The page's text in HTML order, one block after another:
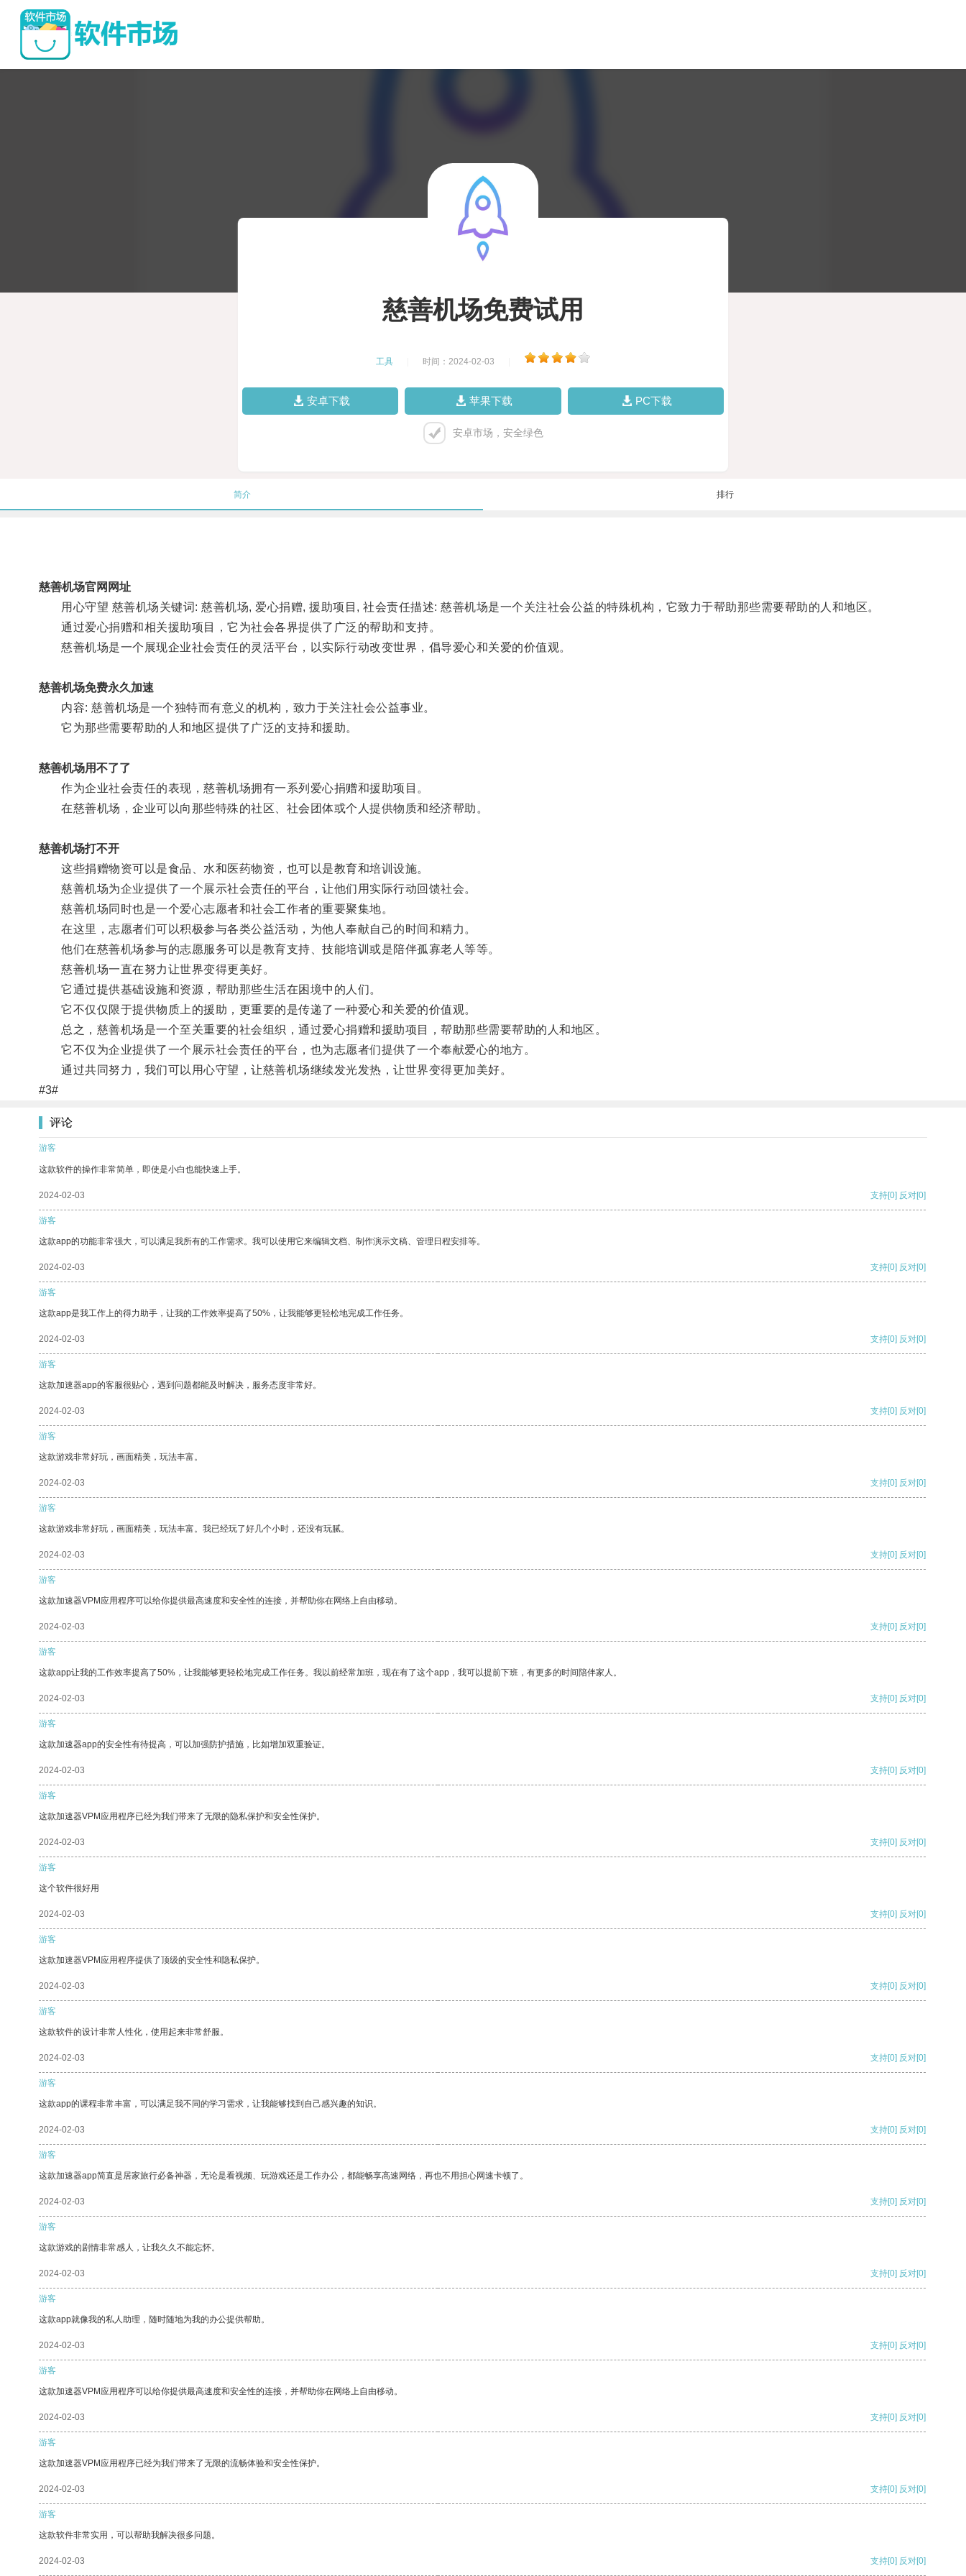
慈善机场免费试用
工具 时间：2024-02-03
安卓下载 苹果下载 PC下载
安卓市场，安全绿色
简介 排行
慈善机场官网网址
用心守望 慈善机场关键词: 慈善机场, 爱心捐赠, 援助项目, 社会责任描述: 慈善机场是一个关注社会公益的特殊机构，它致力于帮助那些需要帮助的人和地区。
通过爱心捐赠和相关援助项目，它为社会各界提供了广泛的帮助和支持。
慈善机场是一个展现企业社会责任的灵活平台，以实际行动改变世界，倡导爱心和关爱的价值观。
慈善机场免费永久加速
内容: 慈善机场是一个独特而有意义的机构，致力于关注社会公益事业。
它为那些需要帮助的人和地区提供了广泛的支持和援助。
慈善机场用不了了
作为企业社会责任的表现，慈善机场拥有一系列爱心捐赠和援助项目。
在慈善机场，企业可以向那些特殊的社区、社会团体或个人提供物质和经济帮助。
慈善机场打不开
这些捐赠物资可以是食品、水和医药物资，也可以是教育和培训设施。
慈善机场为企业提供了一个展示社会责任的平台，让他们用实际行动回馈社会。
慈善机场同时也是一个爱心志愿者和社会工作者的重要聚集地。
在这里，志愿者们可以积极参与各类公益活动，为他人奉献自己的时间和精力。
他们在慈善机场参与的志愿服务可以是教育支持、技能培训或是陪伴孤寡老人等等。
慈善机场一直在努力让世界变得更美好。
它通过提供基础设施和资源，帮助那些生活在困境中的人们。
它不仅仅限于提供物质上的援助，更重要的是传递了一种爱心和关爱的价值观。
总之，慈善机场是一个至关重要的社会组织，通过爱心捐赠和援助项目，帮助那些需要帮助的人和地区。
它不仅为企业提供了一个展示社会责任的平台，也为志愿者们提供了一个奉献爱心的地方。
通过共同努力，我们可以用心守望，让慈善机场继续发光发热，让世界变得更加美好。
#3#
评论
游客
这款软件的操作非常简单，即使是小白也能快速上手。
2024-02-03 支持[0] 反对[0]
游客
这款app的功能非常强大，可以满足我所有的工作需求。我可以使用它来编辑文档、制作演示文稿、管理日程安排等。
2024-02-03 支持[0] 反对[0]
游客
这款app是我工作上的得力助手，让我的工作效率提高了50%，让我能够更轻松地完成工作任务。
2024-02-03 支持[0] 反对[0]
游客
这款加速器app的客服很贴心，遇到问题都能及时解决，服务态度非常好。
2024-02-03 支持[0] 反对[0]
游客
这款游戏非常好玩，画面精美，玩法丰富。
2024-02-03 支持[0] 反对[0]
游客
这款游戏非常好玩，画面精美，玩法丰富。我已经玩了好几个小时，还没有玩腻。
2024-02-03 支持[0] 反对[0]
游客
这款加速器VPM应用程序可以给你提供最高速度和安全性的连接，并帮助你在网络上自由移动。
2024-02-03 支持[0] 反对[0]
游客
这款app让我的工作效率提高了50%，让我能够更轻松地完成工作任务。我以前经常加班，现在有了这个app，我可以提前下班，有更多的时间陪伴家人。
2024-02-03 支持[0] 反对[0]
游客
这款加速器app的安全性有待提高，可以加强防护措施，比如增加双重验证。
2024-02-03 支持[0] 反对[0]
游客
这款加速器VPM应用程序已经为我们带来了无限的隐私保护和安全性保护。
2024-02-03 支持[0] 反对[0]
游客
这个软件很好用
2024-02-03 支持[0] 反对[0]
游客
这款加速器VPM应用程序提供了顶级的安全性和隐私保护。
2024-02-03 支持[0] 反对[0]
游客
这款软件的设计非常人性化，使用起来非常舒服。
2024-02-03 支持[0] 反对[0]
游客
这款app的课程非常丰富，可以满足我不同的学习需求，让我能够找到自己感兴趣的知识。
2024-02-03 支持[0] 反对[0]
游客
这款加速器app简直是居家旅行必备神器，无论是看视频、玩游戏还是工作办公，都能畅享高速网络，再也不用担心网速卡顿了。
2024-02-03 支持[0] 反对[0]
游客
这款游戏的剧情非常感人，让我久久不能忘怀。
2024-02-03 支持[0] 反对[0]
游客
这款app就像我的私人助理，随时随地为我的办公提供帮助。
2024-02-03 支持[0] 反对[0]
游客
这款加速器VPM应用程序可以给你提供最高速度和安全性的连接，并帮助你在网络上自由移动。
2024-02-03 支持[0] 反对[0]
游客
这款加速器VPM应用程序已经为我们带来了无限的流畅体验和安全性保护。
2024-02-03 支持[0] 反对[0]
游客
这款软件非常实用，可以帮助我解决很多问题。
2024-02-03 支持[0] 反对[0]